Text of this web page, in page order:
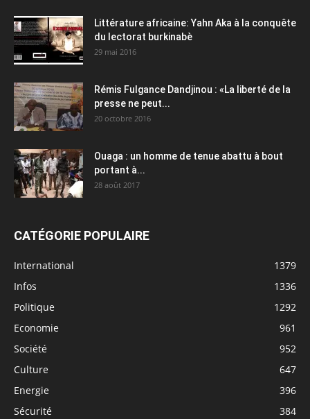
Littérature africaine: Yahn Aka à la conquête
du lectorat burkinabè
29 mai 2016
Rémis Fulgance Dandjinou : «La liberté de la
presse ne peut...
20 octobre 2016
Ouaga : un homme de tenue abattu à bout
portant à...
28 août 2017
CATÉGORIE POPULAIRE
International
1379
Infos
1336
Politique
1292
Economie
961
Société
952
Culture
647
Energie
396
Sécurité
384